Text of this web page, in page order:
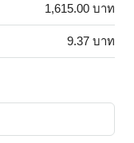
1,615.00 บาท
9.37 บาท